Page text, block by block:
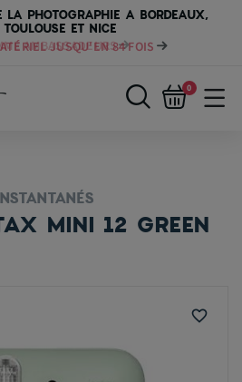
PHOTOGRAPHIE A BORDEAUX,
ET NICE
JUSQU'EN 84 FOIS
0
MINI 12 GREEN
favorite_border